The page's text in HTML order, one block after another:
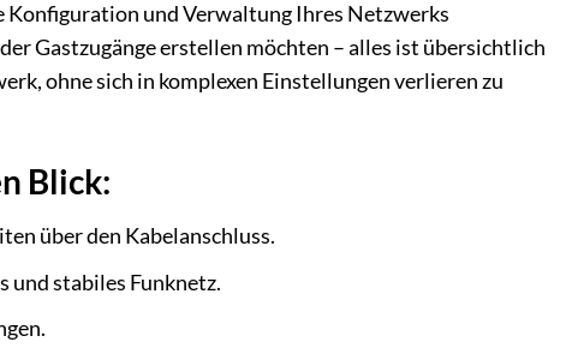
und Verwaltung Ihres Netzwerks
Gastzugänge erstellen möchten – alles ist übersichtlich
ohne sich in komplexen Einstellungen verlieren zu
Blick:
über den Kabelanschluss.
und stabiles Funknetz.